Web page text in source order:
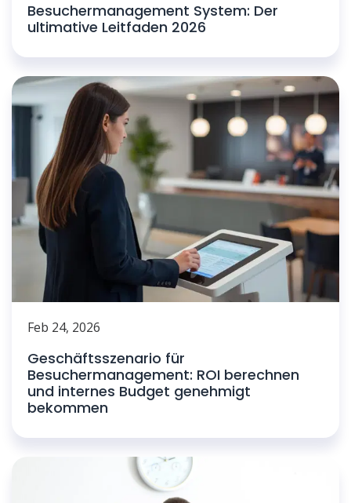
Besuchermanagement System: Der
ultimative Leitfaden 2026
Feb 24, 2026
Geschäftsszenario für
Besuchermanagement: ROI berechnen
und internes Budget genehmigt
bekommen